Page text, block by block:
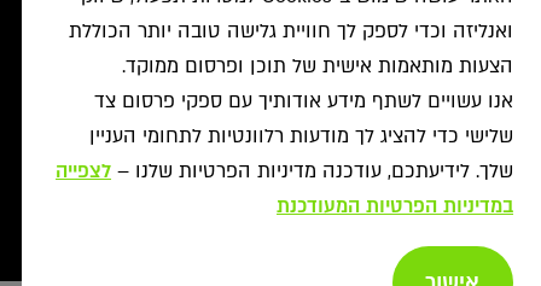
עמדות דרך יבואני הרכב
פתרונות לעסקים
רשת ON לטעינת רכבים חשמליים
ניהול צי רכב חשמלי
נדל"ן מסחרי לרשת הטעינה
רשויות ומכרזים
פתרונות ניהול אנרגיה
פתרונות טעינה לאוטובוסים
יעוץ
פתרונות אגירת אנרגיה
כל הפתרונות
איתור עמדה ב-ON
אישורים נדרשים
מסמך גילוי
תעודות אחריות
מאגרי מידע
שאלות ותשובות
אודות +
תנאי שימוש
מדיניות פרטיות
מדיניות נגישות
ביטול עסקה
ואנליזה וכדי לספק לך חוויית גלישה טובה יותר הכוללת
הצעות מותאמות אישית של תוכן ופרסום ממוקד.
אנו עשויים לשתף מידע אודותיך עם ספקי פרסום צד
שלישי כדי להציג לך מודעות רלוונטיות לתחומי העניין
שלך. לידיעתכם, עודכנה מדיניות הפרטיות שלנו – לצפייה
במדיניות הפרטיות המעודכנת